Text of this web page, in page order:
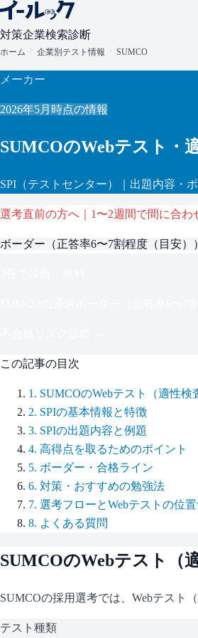
対策企業検索診断
ホーム 企業別テスト情報 SUMCO
メーカー
2026年5月 時点の情報
SUMCOのWebテスト・
SPI （テストセンター） ｜出題内容・
選考直前の方へ｜1〜2週間で間に合わ
ボーダー（正答率6〜7割程度（目安）
この記事の目次
1 . SUMCOのWebテスト（適性検
2. SPIの基本情報と特徴
3. SPIの出題内容と例題
4. 高得点を取るためのポイント
5. ボーダー・合格ライン
6. 対策・おすすめの勉強法
7. 選考フローとWebテストの位
8. よくある質問
SUMCOのWebテスト（
SUMCOの採用選考では、Webテスト
テスト種類